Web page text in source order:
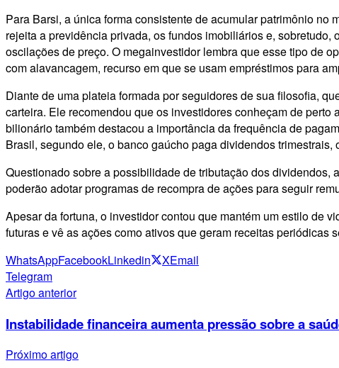
Para Barsi, a única forma consistente de acumular patrimônio
rejeita a previdência privada, os fundos imobiliários e,
oscilações de preço. O megainvestidor lembra que esse tipo de
com alavancagem, recurso em que se usam empréstimos para
Diante de uma plateia formada por seguidores de sua filosofia,
carteira. Ele recomendou que os investidores conheçam de
bilionário também destacou a importância da frequência de
Brasil, segundo ele, o banco gaúcho paga dividendos
Questionado sobre a possibilidade de tributação dos
poderão adotar programas de recompra de ações para seguir
Apesar da fortuna, o investidor contou que mantém um estilo de
futuras e vê as ações como ativos que geram receitas periódicas
WhatsAppFacebookLinkedin XEmail
Telegram
Artigo anterior
Instabilidade financeira aumenta pressão sobre a
Próximo artigo